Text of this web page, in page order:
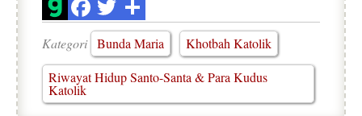
Kategori Bunda Maria
Khotbah Katolik
Riwayat Hidup Santo-Santa & Para Kudus
Katolik